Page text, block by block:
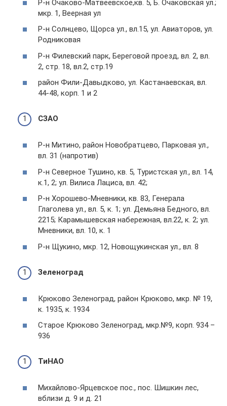
Р-н Очаково-Матвеевское,кв. 5, Б. Очаковская ул.;
мкр. 1, Веерная ул
Р-н Солнцево, Щорса ул., вл.15, ул. Авиаторов, ул.
Родниковая
Р-н Филевский парк, Береговой проезд, вл. 2, вл.
2, стр. 18, вл.2, стр.19
район Фили-Давыдково, ул. Кастанаевская, вл.
44-48, корп. 1 и 2
СЗАО
Р-н Митино, район Новобратцево, Парковая ул.,
вл. 31 (напротив)
Р-н Северное Тушино, кв. 5, Туристская ул., вл. 14,
к.1, 2; ул. Вилиса Лациса, вл. 42;
Р-н Хорошево-Мневники, кв. 83, Генерала
Глаголева ул., вл. 5, к. 1; ул. Демьяна Бедного, вл.
2215; Карамышевская набережная, вл.22, к. 2; ул.
Мневники, вл. 10, к. 1
Р-н Щукино, мкр. 12, Новощукинская ул., вл. 8
Зеленоград
Крюково Зеленоград, район Крюково, мкр. № 19,
к. 1935, к. 1934
Старое Крюково Зеленоград, мкр.№9, корп. 934 –
936
ТиНАО
Михайлово-Ярцевское пос., пос. Шишкин лес,
вблизи д. 9 и д. 21